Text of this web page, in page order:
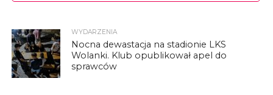
WYDARZENIA
Nocna dewastacja na stadionie LKS
Wolanki. Klub opublikował apel do
sprawców